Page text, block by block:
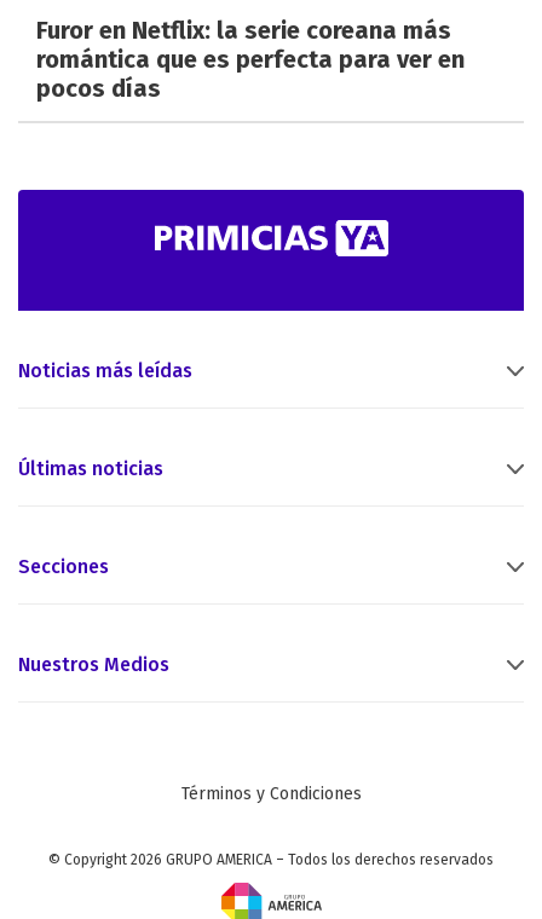
Furor en Netflix: la serie coreana más
romántica que es perfecta para ver en
pocos días
Noticias más leídas
Últimas noticias
Secciones
Nuestros Medios
Términos y Condiciones
© Copyright 2026 GRUPO AMERICA – Todos los derechos reservados